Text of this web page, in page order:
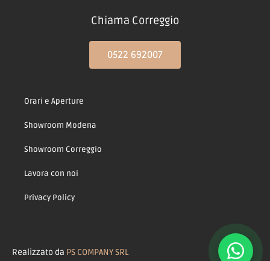
Chiama Correggio
0522 692007
Orari e Aperture
Showroom Modena
Showroom Correggio
Lavora con noi
Privacy Policy
Realizzato da PS COMPANY SRL